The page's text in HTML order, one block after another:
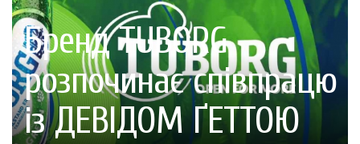
Бренд TUBORG
розпочинає співпрацю
із ДЕВІДОМ ҐЕТТОЮ